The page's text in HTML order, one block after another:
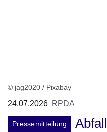
© jag2020 / Pixabay
24.07.2026 RPDA
Pressemitteilung
Abfall